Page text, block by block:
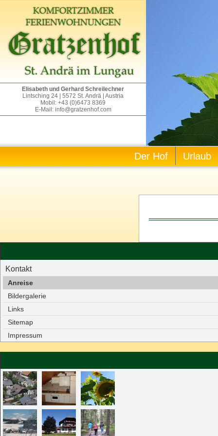
Elisabeth und Gerhard Schreilechner
Lintsching 24 | 5572 St. Andrä | Austria
Mobil: +43 (0)6473 8369
E-Mail: info@gratzenhof.com
Der Hof Urlaub
Kontakt
Anreise
Bildergalerie
Links
Sitemap
Impressum